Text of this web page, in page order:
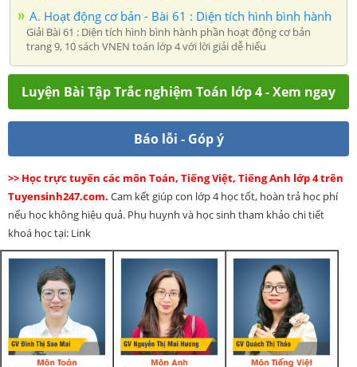
A. Hoạt động cơ bản - Bài 61 : Diện tích hình bình hành
Giải Bài 61 : Diện tích hình bình hành phần hoạt động cơ bản
trang 9, 10 sách VNEN toán lớp 4 với lời giải dễ hiểu
Luyện Bài Tập Trắc nghiệm Toán lớp 4 - Xem ngay
Báo lỗi - Góp ý
>> Học trực tuyến các môn Toán, Tiếng Việt, Tiếng Anh lớp 4 trên
Tuyensinh247.com. Cam kết giúp con lớp 4 học tốt, hoàn trả học phí
nếu học không hiệu quả. Phụ huynh và học sinh tham khảo chi tiết
khoá học tại: Link